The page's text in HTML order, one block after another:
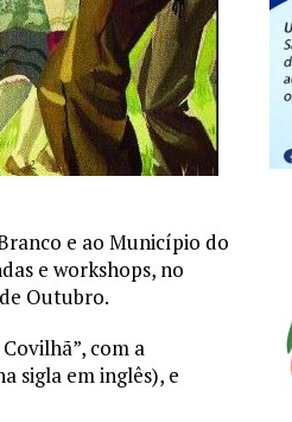
e ao Município do
e workshops, no
Outubro.
com a
sigla em inglês), e